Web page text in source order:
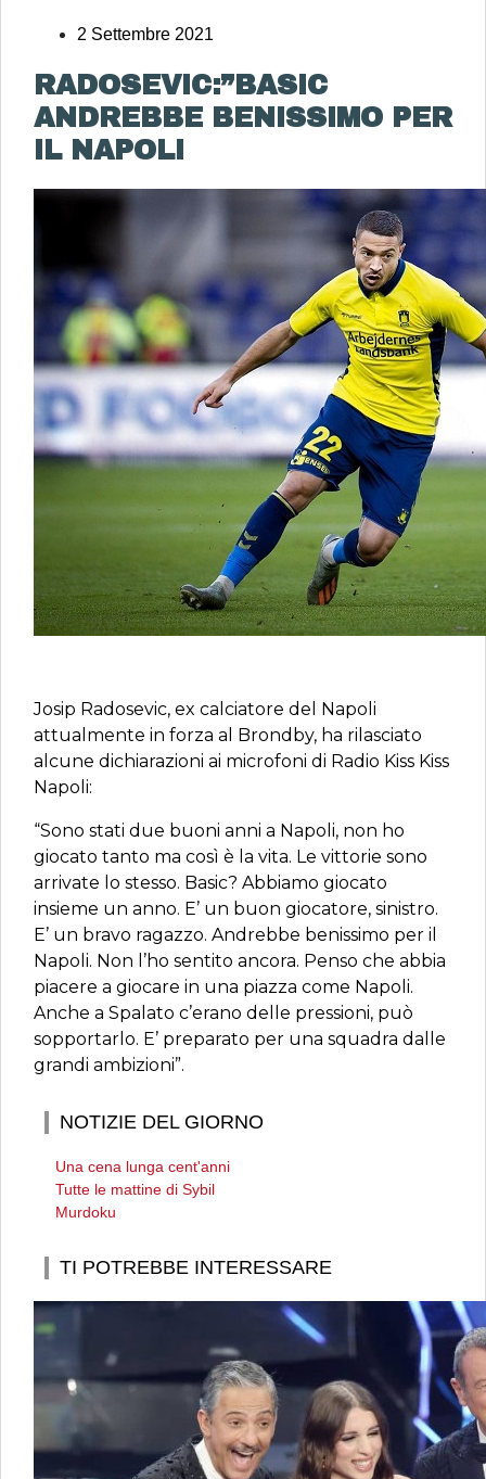
2 Settembre 2021
RADOSEVIC:”BASIC
ANDREBBE BENISSIMO PER
IL NAPOLI
Josip Radosevic, ex calciatore del Napoli
attualmente in forza al Brondby, ha rilasciato
alcune dichiarazioni ai microfoni di Radio Kiss Kiss
Napoli:
“Sono stati due buoni anni a Napoli, non ho
giocato tanto ma così è la vita. Le vittorie sono
arrivate lo stesso. Basic? Abbiamo giocato
insieme un anno. E’ un buon giocatore, sinistro.
E’ un bravo ragazzo. Andrebbe benissimo per il
Napoli. Non l’ho sentito ancora. Penso che abbia
piacere a giocare in una piazza come Napoli.
Anche a Spalato c’erano delle pressioni, può
sopportarlo. E’ preparato per una squadra dalle
grandi ambizioni”.
NOTIZIE DEL GIORNO
Una cena lunga cent'anni
Tutte le mattine di Sybil
Murdoku
TI POTREBBE INTERESSARE